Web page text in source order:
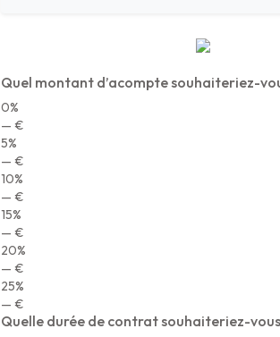
Quel montant d’acompte souhaiteriez-
0%
— €
5%
— €
10%
— €
15%
— €
20%
— €
25%
— €
Quelle durée de contrat souhaiteriez-